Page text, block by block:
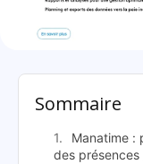
Sommaire
Manatime :
des